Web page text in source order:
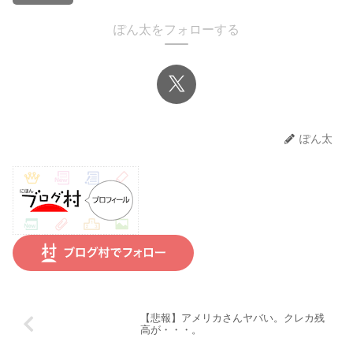
ぽん太をフォローする
ぽん太
【悲報】アメリカさんヤバい。クレカ残
高が・・・。